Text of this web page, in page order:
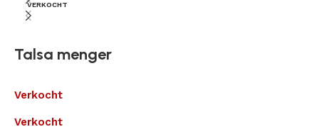
VERKOCHT
Talsa menger
Verkocht
Verkocht